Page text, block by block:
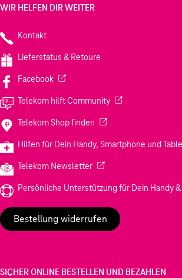
WIR HELFEN DIR WEITER
Kontakt
Lieferstatus & Retoure
Facebook(Wird in einem neuen Tab geöffnet)
Telekom hilft Community(Wird in einem
Telekom Shop finden (Wird in einem neuen
Hilfen für Dein Handy, Smartphone und
Telekom Newsletter(Wird in einem neuen
Persönliche Unterstützung für Dein Handy &
Bestellung widerrufen
SICHER ONLINE BESTELLEN UND BEZAHLEN